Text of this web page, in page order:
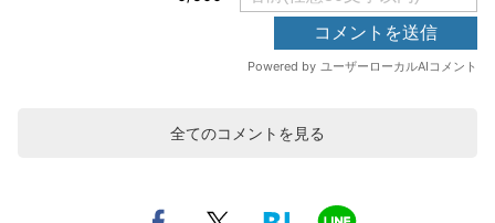
全てのコメントを見る